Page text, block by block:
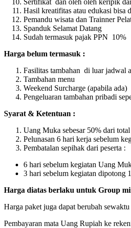
Hasil kreatifitas atau edukasi bisa
Pemandu wisata dan Trainner
Spanduk Selamat Datang
Sudah termasuk pajak PPN 10%
Harga belum termasuk :
Fasilitas tambahan di luar jadwal
Tambahan menu
Weekend Surcharge (apabila ada)
Pengeluaran tambahan pribadi
Syarat & Ketentuan :
Uang Muka sebesar 50% dari
Pelunasan 6 hari kerja sebelum
Pembatalan sepihak dari peserta :
6 hari sebelum kegiatan Uang
3 hari sebelum kegiatan dipotong
Harga diatas berlaku untuk Group
Harga paket juga dapat berubah
Pembayaran mata Uang Rupiah ke